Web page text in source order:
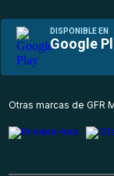
DISPONIBLE EN
Google
Otras marcas de GFR